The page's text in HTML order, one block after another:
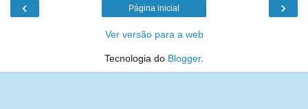
‹ ›
Página inicial
Ver versão para a web
Tecnologia do Blogger.